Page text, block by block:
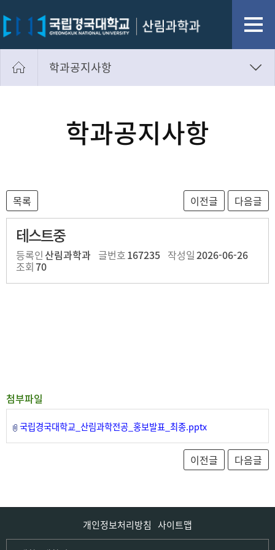
학과공지사항
학과 소식
학생회 소식
학과공지사항
테스트중
등록인 산림과학과 글번호167235 작성일2026-06-26
조회70
첨부파일
국립경국대학교_산림과학전공_홍보발표_최종.pptx
개인정보처리방침 사이트맵